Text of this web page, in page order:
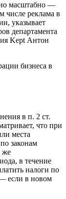
масштабно —
числе реклама в
указывает
департамента
Kept Антон
бизнеса в
в п. 2 ст.
что при
места
законам
же
в течение
налоги по
если в новом